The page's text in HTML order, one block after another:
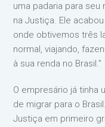
uma padaria para
na Justiça. Ele
onde obtivemos três
normal, viajando,
à sua renda no Brasil.”
O empresário já tinha
de migrar para o
Justiça em primeiro